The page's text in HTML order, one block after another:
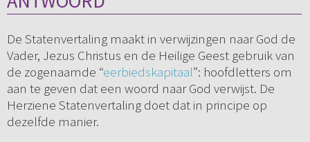
De Statenvertaling maakt in verwijzingen naar God de
Vader, Jezus Christus en de Heilige Geest gebruik van
de zogenaamde “eerbiedskapitaal”: hoofdletters om
aan te geven dat een woord naar God verwijst. De
Herziene Statenvertaling doet dat in principe op
dezelfde manier.